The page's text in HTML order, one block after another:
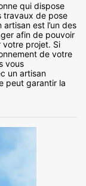
qui dispose
travaux de pose
est l’un des
afin de pouvoir
votre projet. Si
de votre
vous
un artisan
peut garantir la